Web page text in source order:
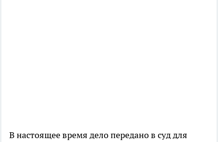
В настоящее время дело передано в суд для